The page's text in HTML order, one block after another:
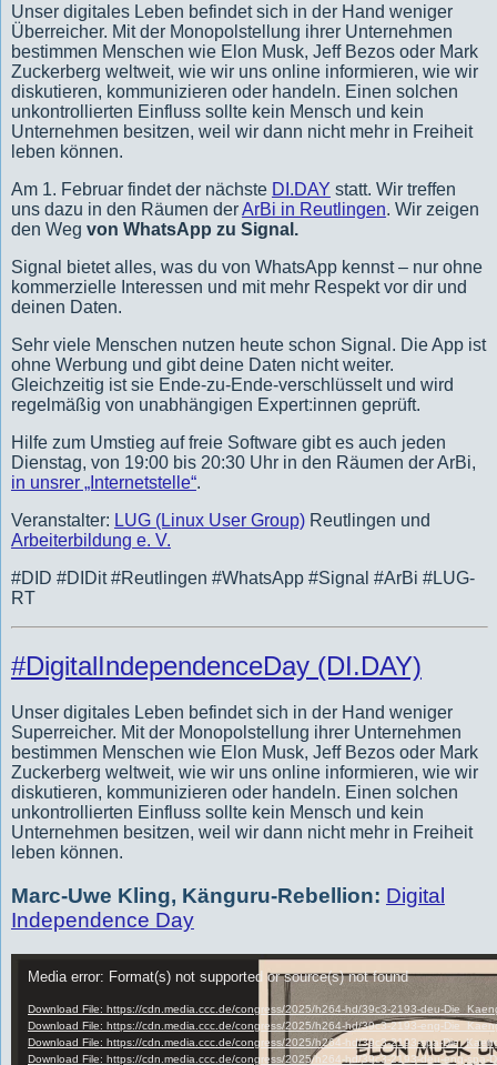
Unser digitales Leben befindet sich in der Hand weniger
Überreicher. Mit der Monopolstellung ihrer Unternehmen
bestimmen Menschen wie Elon Musk, Jeff Bezos oder Mark
Zuckerberg weltweit, wie wir uns online informieren, wie wir
diskutieren, kommunizieren oder handeln. Einen solchen
unkontrollierten Einfluss sollte kein Mensch und kein
Unternehmen besitzen, weil wir dann nicht mehr in Freiheit
leben können.
Am 1. Februar findet der nächste DI.DAY statt. Wir treffen
uns dazu in den Räumen derArBi in Reutlingen. Wir zeigen
den Weg von WhatsApp zu Signal.
Signal bietet alles, was du von WhatsApp kennst – nur ohne
kommerzielle Interessen und mit mehr Respekt vor dir und
deinen Daten.
Sehr viele Menschen nutzen heute schon Signal. Die App ist
ohne Werbung und gibt deine Daten nicht weiter.
Gleichzeitig ist sie Ende-zu-Ende-verschlüsselt und wird
regelmäßig von unabhängigen Expert:innen geprüft.
Hilfe zum Umstieg auf freie Software gibt es auch jeden
Dienstag, von 19:00 bis 20:30 Uhr in den Räumen der ArBi,
in unsrer „Internetstelle“.
Veranstalter: LUG (Linux User Group)Reutlingen und
Arbeiterbildung e. V.
#DID #DIDit #Reutlingen #WhatsApp #Signal #ArBi #LUG-
RT
#DigitalIndependenceDay(DI.DAY)
Unser digitales Leben befindet sich in der Hand weniger
Superreicher. Mit der Monopolstellung ihrer Unternehmen
bestimmen Menschen wie Elon Musk, Jeff Bezos oder Mark
Zuckerberg weltweit, wie wir uns online informieren, wie wir
diskutieren, kommunizieren oder handeln. Einen solchen
unkontrollierten Einfluss sollte kein Mensch und kein
Unternehmen besitzen, weil wir dann nicht mehr in Freiheit
leben können.
Marc-Uwe Kling, Känguru-Rebellion: Digital
Independence Day